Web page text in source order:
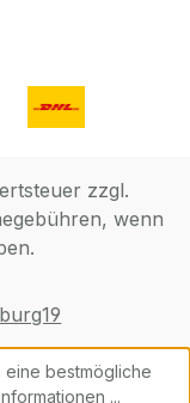
zzgl.
wenn
bestmögliche
...